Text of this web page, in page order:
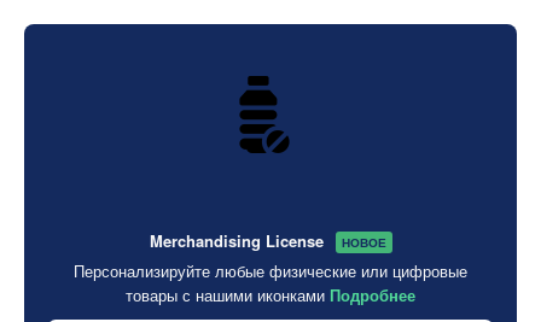
Merchandising License НОВОЕ
Персонализируйте любые физические или цифровые
товары с нашими иконками Подробнее